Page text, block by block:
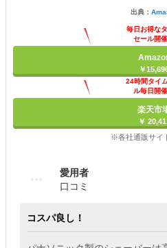
出典：
毎日お得な
セール開
￥
24時間タイ
ル毎日開
楽天市
￥
※各社通販サイ
愛用者
口コミ
コスパ良し！